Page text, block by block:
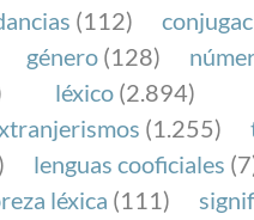
patrocinada por la
cuyo objetivo es
los medios de
(112)
género (128)
léxico (2.894)
(1.255)
lenguas cooficiales
léxica (111)